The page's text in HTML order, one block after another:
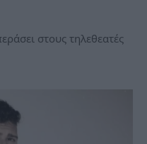
στους τηλεθεατές